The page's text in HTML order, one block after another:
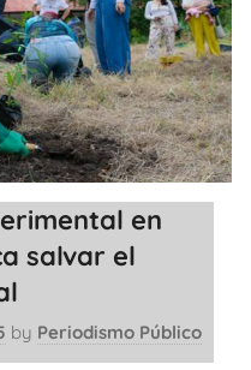
en
salvar el
by Periodismo Público